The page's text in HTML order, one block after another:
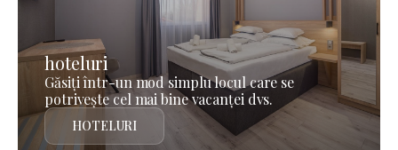
hoteluri
Găsiți într-un mod simplu locul care se
potrivește cel mai bine vacanței dvs.
HOTELURI